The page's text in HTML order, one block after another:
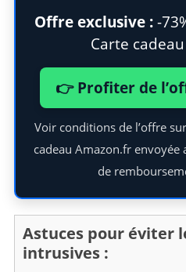
Offre exclusive :-
Carte
👉 Profiter de
Voir conditions de l’offre
cadeau Amazon.fr
de
Astuces pour éviter
intrusives :